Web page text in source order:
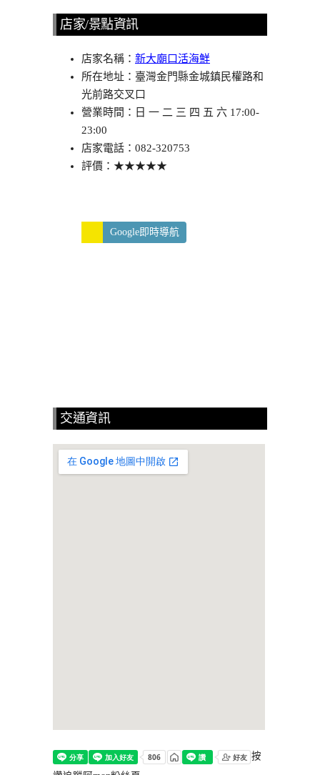
店家/景點資訊
店家名稱： 新大廟口活海鮮
所在地址：臺灣金門縣金城鎮民權路和
光前路交叉口
營業時間：日 一 二 三 四 五 六 17:00-
23:00
店家電話：082-320753
評價：★★★★★
Google即時導航
交通資訊
按